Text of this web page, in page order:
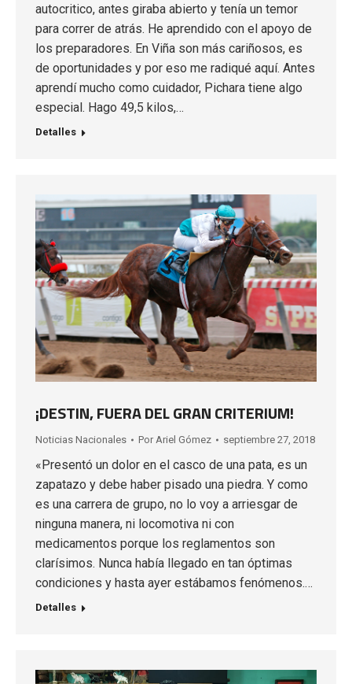
autocritico, antes giraba abierto y tenía un temor
para correr de atrás. He aprendido con el apoyo de
los preparadores. En Viña son más cariñosos, es
de oportunidades y por eso me radiqué aquí. Antes
aprendí mucho como cuidador, Pichara tiene algo
especial. Hago 49,5 kilos,…
Detalles
¡DESTIN, FUERA DEL GRAN CRITERIUM!
Noticias Nacionales Por Ariel Gómez septiembre 27, 2018
«Presentó un dolor en el casco de una pata, es un
zapatazo y debe haber pisado una piedra. Y como
es una carrera de grupo, no lo voy a arriesgar de
ninguna manera, ni locomotiva ni con
medicamentos porque los reglamentos son
clarísimos. Nunca había llegado en tan óptimas
condiciones y hasta ayer estábamos fenómenos.…
Detalles